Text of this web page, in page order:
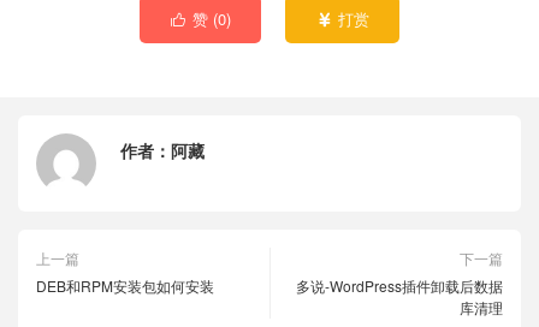
 赞 (0)  打赏
作者： 阿藏
上一篇
DEB和RPM安装包如何安装
下一篇
多说-WordPress插件卸载后数据
库清理